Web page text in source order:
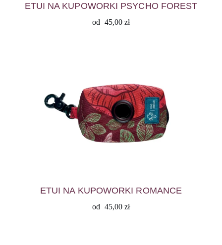
ETUI NA KUPOWORKI PSYCHO FOREST
od 45,00 zł
ETUI NA KUPOWORKI ROMANCE
od 45,00 zł